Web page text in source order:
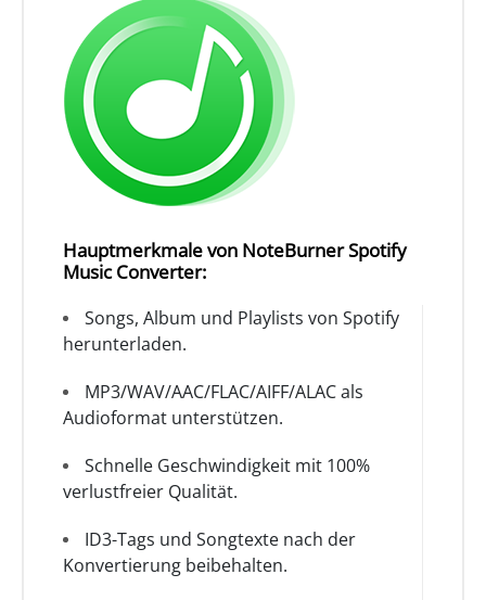
Hauptmerkmale von NoteBurner Spotify
Music Converter:
Songs, Album und Playlists von Spotify
herunterladen.
MP3/WAV/AAC/FLAC/AIFF/ALAC als
Audioformat unterstützen.
Schnelle Geschwindigkeit mit 100%
verlustfreier Qualität.
ID3-Tags und Songtexte nach der
Konvertierung beibehalten.